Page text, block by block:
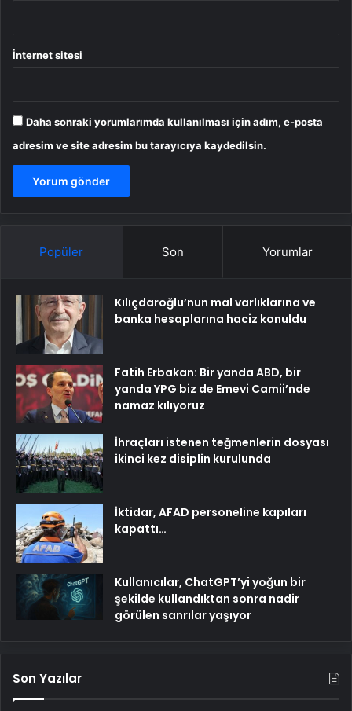
İnternet sitesi
Daha sonraki yorumlarımda kullanılması için adım, e-posta
adresim ve site adresim bu tarayıcıya kaydedilsin.
Popüler Son Yorumlar
Kılıçdaroğlu’nun mal varlıklarına ve
banka hesaplarına haciz konuldu
Fatih Erbakan: Bir yanda ABD, bir
yanda YPG biz de Emevi Camii’nde
namaz kılıyoruz
İhraçları istenen teğmenlerin dosyası
ikinci kez disiplin kurulunda
İktidar, AFAD personeline kapıları
kapattı…
Kullanıcılar, ChatGPT’yi yoğun bir
şekilde kullandıktan sonra nadir
görülen sanrılar yaşıyor
Son Yazılar